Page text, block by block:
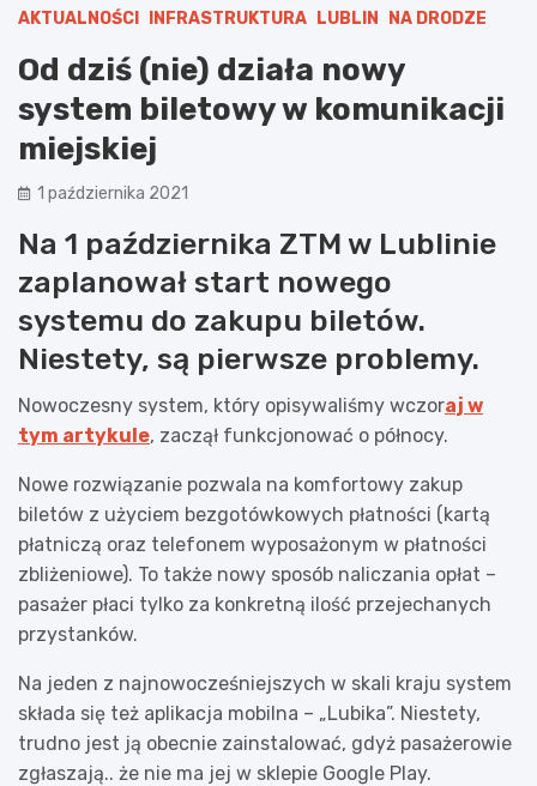
AKTUALNOŚCI INFRASTRUKTURA LUBLIN NA DRODZE
Od dziś (nie) działa nowy
system biletowy w komunikacji
miejskiej
1 października 2021
Na 1 października ZTM w Lublinie
zaplanował start nowego
systemu do zakupu biletów.
Niestety, są pierwsze problemy.
Nowoczesny system, który opisywaliśmy wczoraj w
tym artykule, zaczął funkcjonować o północy.
Nowe rozwiązanie pozwala na komfortowy zakup
biletów z użyciem bezgotówkowych płatności (kartą
płatniczą oraz telefonem wyposażonym w płatności
zbliżeniowe). To także nowy sposób naliczania opłat –
pasażer płaci tylko za konkretną ilość przejechanych
przystanków.
Na jeden z najnowocześniejszych w skali kraju system
składa się też aplikacja mobilna – „Lubika”. Niestety,
trudno jest ją obecnie zainstalować, gdyż pasażerowie
zgłaszają.. że nie ma jej w sklepie Google Play.